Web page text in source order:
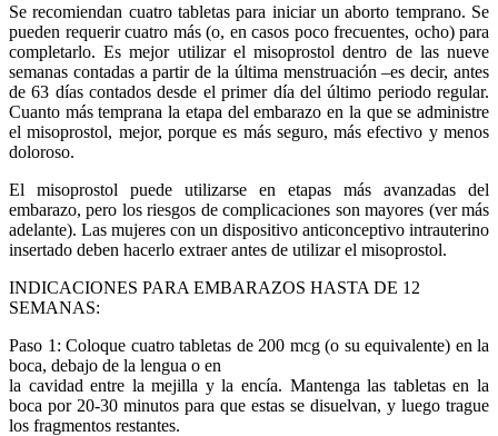
Se recomiendan cuatro tabletas para iniciar un aborto temprano. Se
pueden requerir cuatro más (o, en casos poco frecuentes, ocho) para
completarlo. Es mejor utilizar el misoprostol dentro de las nueve
semanas contadas a partir de la última menstruación –es decir, antes
de 63 días contados desde el primer día del último periodo regular.
Cuanto más temprana la etapa del embarazo en la que se administre
el misoprostol, mejor, porque es más seguro, más efectivo y menos
doloroso.
El misoprostol puede utilizarse en etapas más avanzadas del
embarazo, pero los riesgos de complicaciones son mayores (ver más
adelante). Las mujeres con un dispositivo anticonceptivo intrauterino
insertado deben hacerlo extraer antes de utilizar el misoprostol.
INDICACIONES PARA EMBARAZOS HASTA DE 12
SEMANAS:
Paso 1: Coloque cuatro tabletas de 200 mcg (o su equivalente) en la
boca, debajo de la lengua o en
la cavidad entre la mejilla y la encía. Mantenga las tabletas en la
boca por 20-30 minutos para que estas se disuelvan, y luego trague
los fragmentos restantes.